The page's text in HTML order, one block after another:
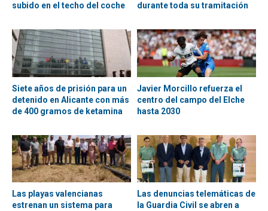
subido en el techo del coche
durante toda su tramitación
Siete años de prisión para un
detenido en Alicante con más
de 400 gramos de ketamina
Javier Morcillo refuerza el
centro del campo del Elche
hasta 2030
Las playas valencianas
estrenan un sistema para
Las denuncias telemáticas de
la Guardia Civil se abren a